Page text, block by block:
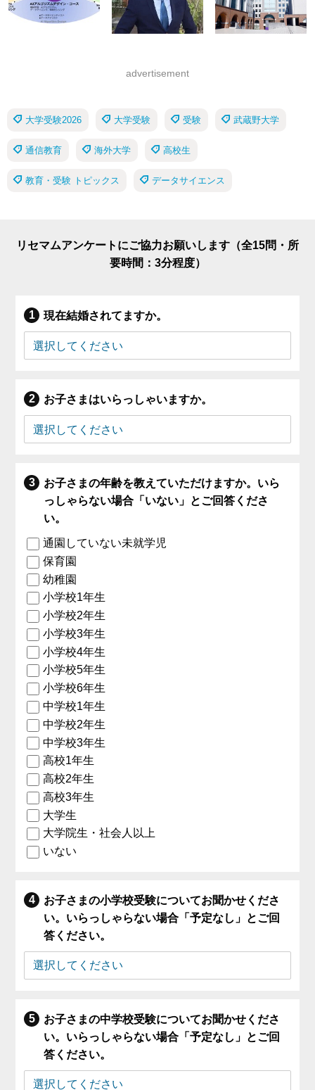
advertisement
大学受験2026 大学受験 受験 武蔵野大学
通信教育 海外大学 高校生
教育・受験 トピックス データサイエンス
リセマムアンケートにご協力お願いします（全15問・所
要時間：3分程度）
現在結婚されてますか。
お子さまはいらっしゃいますか。
お子さまの年齢を教えていただけますか。いら
っしゃらない場合「いない」とご回答くださ
い。
通園していない未就学児
保育園
幼稚園
小学校1年生
小学校2年生
小学校3年生
小学校4年生
小学校5年生
小学校6年生
中学校1年生
中学校2年生
中学校3年生
高校1年生
高校2年生
高校3年生
大学生
大学院生・社会人以上
いない
お子さまの小学校受験についてお聞かせくださ
い。いらっしゃらない場合「予定なし」とご回
答ください。
お子さまの中学校受験についてお聞かせくださ
い。いらっしゃらない場合「予定なし」とご回
答ください。